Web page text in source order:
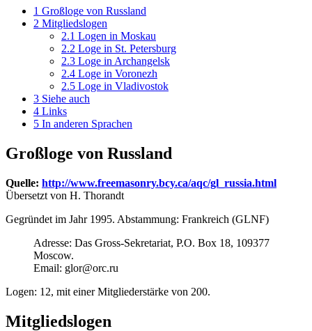
1 Großloge von Russland
2 Mitgliedslogen
2.1 Logen in Moskau
2.2 Loge in St. Petersburg
2.3 Loge in Archangelsk
2.4 Loge in Voronezh
2.5 Loge in Vladivostok
3 Siehe auch
4 Links
5 In anderen Sprachen
Großloge von Russland
Quelle: http://www.freemasonry.bcy.ca/aqc/gl_russia.html
Übersetzt von H. Thorandt
Gegründet im Jahr 1995. Abstammung: Frankreich (GLNF)
Adresse: Das Gross-Sekretariat, P.O. Box 18, 109377
Moscow.
Email: glor@orc.ru
Logen: 12, mit einer Mitgliederstärke von 200.
Mitgliedslogen